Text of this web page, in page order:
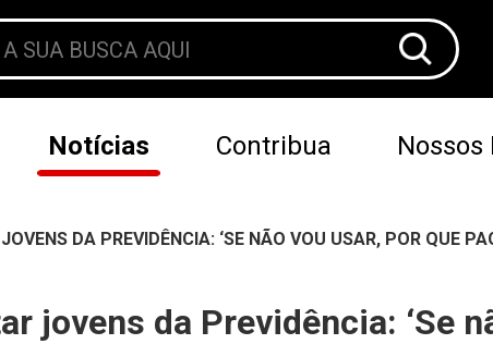
Notícias Contribua Nossos
DA PREVIDÊNCIA: ‘SE NÃO VOU USAR, POR QUE
jovens da Previdência: ‘Se